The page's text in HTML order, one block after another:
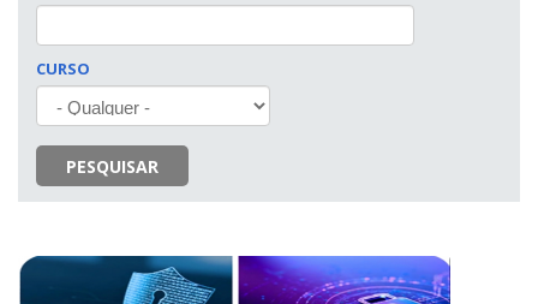
CURSO
PESQUISAR